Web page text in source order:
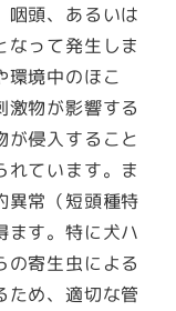
咽頭、あるいは
なって発生しま
環境中のほこ
激物が影響する
が侵入すること
れています。ま
異常（短頭種特
ます。特に犬ハ
の寄生虫による
ため、適切な管